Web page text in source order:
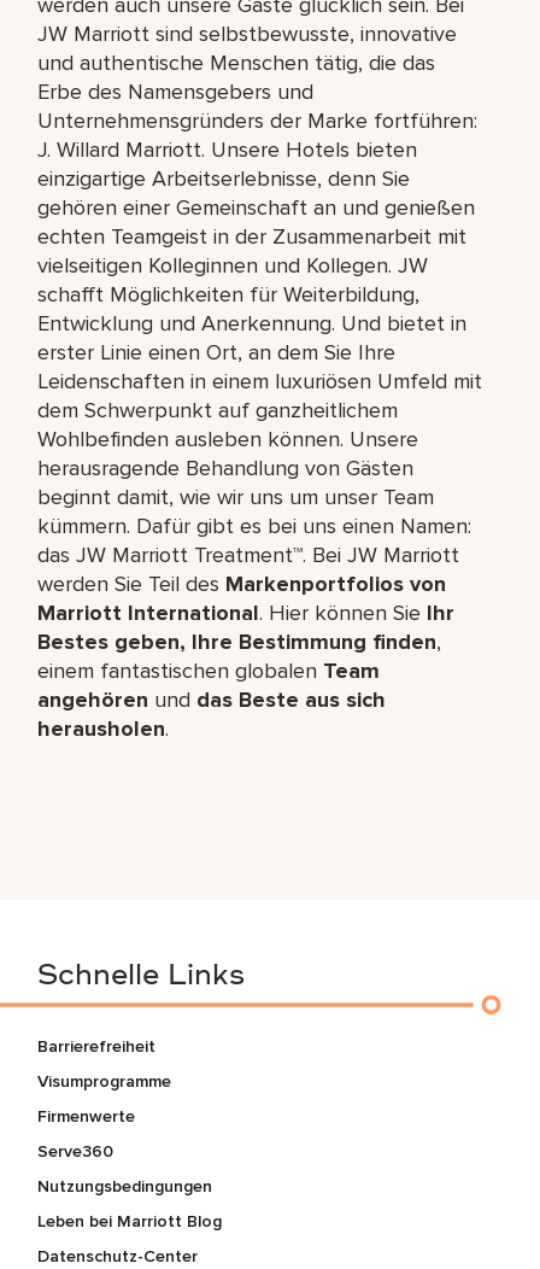
JW Marriott sind selbstbewusste, innovative
und authentische Menschen tätig, die das
Erbe des Namensgebers und
Unternehmensgründers der Marke fortführen:
J. Willard Marriott. Unsere Hotels bieten
einzigartige Arbeitserlebnisse, denn Sie
gehören einer Gemeinschaft an und genießen
echten Teamgeist in der Zusammenarbeit mit
vielseitigen Kolleginnen und Kollegen. JW
schafft Möglichkeiten für Weiterbildung,
Entwicklung und Anerkennung. Und bietet in
erster Linie einen Ort, an dem Sie Ihre
Leidenschaften in einem luxuriösen Umfeld mit
dem Schwerpunkt auf ganzheitlichem
Wohlbefinden ausleben können. Unsere
herausragende Behandlung von Gästen
beginnt damit, wie wir uns um unser Team
kümmern. Dafür gibt es bei uns einen Namen:
das JW Marriott Treatment™. Bei JW Marriott
werden Sie Teil des Markenportfolios von
Marriott International. Hier können Sie Ihr
Bestes geben, Ihre Bestimmung finden,
einem fantastischen globalen Team
angehören und das Beste aus sich
herausholen.
Schnelle Links
Barrierefreiheit
Visumprogramme
Firmenwerte
Serve360
Nutzungsbedingungen
Leben bei Marriott Blog
Datenschutz-Center